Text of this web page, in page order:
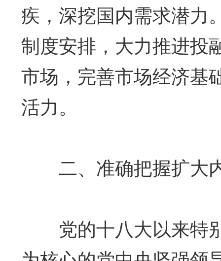
疾，深挖国内需求潜力
制度安排，大力推进投
市场，完善市场经济基
活力。
二、准确把握扩大
党的十八大以来特别